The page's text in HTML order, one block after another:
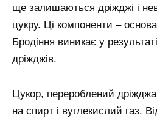
ще залишаються дріжджі і
цукру. Ці компоненти –
Бродіння виникає у
дріжджів.
Цукор, перероблений
на спирт і вуглекислий газ.